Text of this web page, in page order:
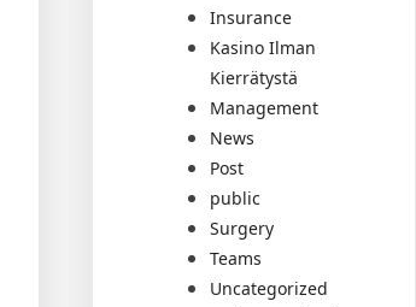
Insurance
Kasino Ilman
Kierrätystä
Management
News
Post
public
Surgery
Teams
Uncategorized